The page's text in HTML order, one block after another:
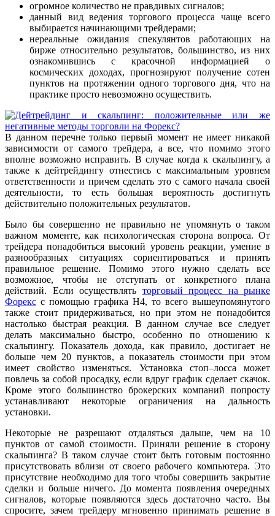
огромное количество не правдивых сигналов;
данный вид ведения торгового процесса чаще всего
выбирается начинающими трейдерами;
нереальные ожидания спекулянтов работающих на
бирже относительно результатов, большинство, из них
ознакомившись с красочной информацией о
космических доходах, прогнозируют получение сотен
пунктов на протяжении одного торгового дня, что на
практике просто невозможно осуществить.
В данном перечне только первый момент не имеет никакой
зависимости от самого трейдера, а все, что помимо этого
вполне возможно исправить. В случае когда к скальпингу, а
также к дейтрейдингу отнестись с максимальным уровнем
ответственности и причем сделать это с самого начала своей
деятельности, то есть большая вероятность достигнуть
действительно положительных результатов.
Было бы совершенно не правильно не упомянуть о таком
важном моменте, как психологическая сторона вопроса. От
трейдера понадобиться высокий уровень реакции, умение в
разнообразных ситуациях сориентироваться и принять
правильное решение. Помимо этого нужно сделать все
возможное, чтобы не отступать от конкретного плана
действий. Если осуществлять торговый процесс на рынке
Форекс с помощью графика Н4, то всего вышеупомянутого
также стоит придерживаться, но при этом не понадобится
настолько быстрая реакция. В данном случае все следует
делать максимально быстро, особенно по отношению к
скальпингу. Показатель дохода, как правило, достигает не
больше чем 20 пунктов, а показатель стоимости при этом
имеет свойство изменяться. Установка стоп–лосса может
повлечь за собой просадку, если вдруг график сделает скачок.
Кроме этого большинство брокерских компаний попросту
устанавливают некоторые ограничения на дальность
установки.
Некоторые не разрешают отдаляться дальше, чем на 10
пунктов от самой стоимости. Приняли решение в сторону
скальпинга? В таком случае стоит быть готовым постоянно
присутствовать вблизи от своего рабочего компьютера. Это
присутствие необходимо для того чтобы совершить закрытие
сделки и больше ничего. До момента появления очередных
сигналов, которые появляются здесь достаточно часто. Вы
спросите, зачем трейдеру мгновенно принимать решение в